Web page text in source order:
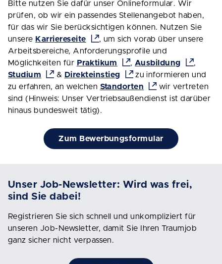
Bitte nutzen Sie dafür unser Onlineformular. Wir
prüfen, ob wir ein passendes Stellenangebot haben,
für das wir Sie berücksichtigen können. Nutzen Sie
unsere Karriereseite
, um sich vorab über unsere
Arbeitsbereiche, Anforderungsprofile und
Möglichkeiten für Praktikum , Ausbildung
,
Studium
& Direkteinstieg
zu informieren und
zu erfahren, an welchen Standorten
wir vertreten
sind (Hinweis: Unser Vertriebsaußendienst ist darüber
hinaus bundesweit tätig).
Zum Bewerbungsformular
Unser Job-Newsletter: Wird was frei,
sind Sie dabei!
Registrieren Sie sich schnell und unkompliziert für
unseren Job-Newsletter, damit Sie Ihren Traumjob
ganz sicher nicht verpassen.